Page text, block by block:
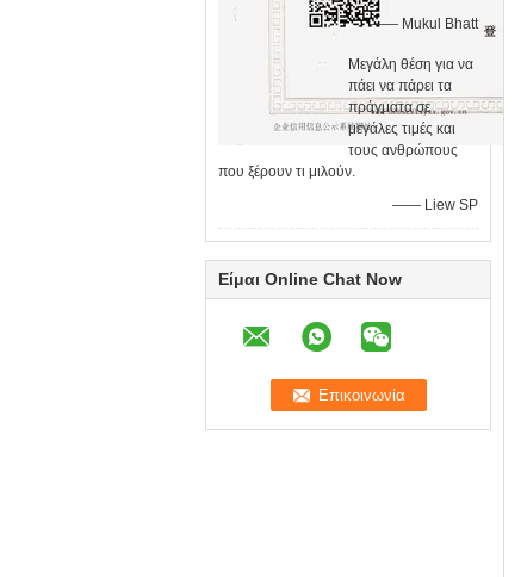
—— Mukul Bhatt
Μεγάλη θέση για να
πάει να πάρει τα
πράγματα σε
μεγάλες τιμές και
τους ανθρώπους
που ξέρουν τι μιλούν.
—— Liew SP
Είμαι Online Chat Now